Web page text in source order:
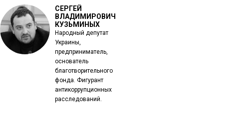
СЕРГЕЙ
ВЛАДИМИРОВИЧ
КУЗЬМИНЫХ
Народный депутат
Украины,
предприниматель,
основатель
благотворительного
фонда. Фигурант
антикоррупционных
расследований.